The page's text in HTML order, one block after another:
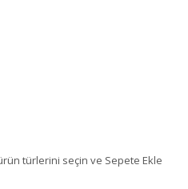
türlerini seçin ve Sepete Ekle